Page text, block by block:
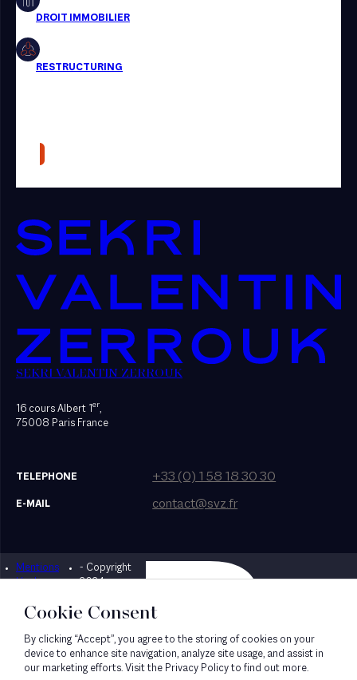
Presse
SEKRI VALENTIN ZERROUK
16 cours Albert 1er,
75008 Paris France
TELEPHONE +33 (0) 1 58 18 30 30
E-MAIL contact@svz.fr
Mentions
légales
- Copyright
2024
Designed by Bonhomme
Cookie Consent
By clicking “Accept”, you agree to the storing of cookies on your
device to enhance site navigation, analyze site usage, and assist in
our marketing efforts. Visit the Privacy Policy to find out more.